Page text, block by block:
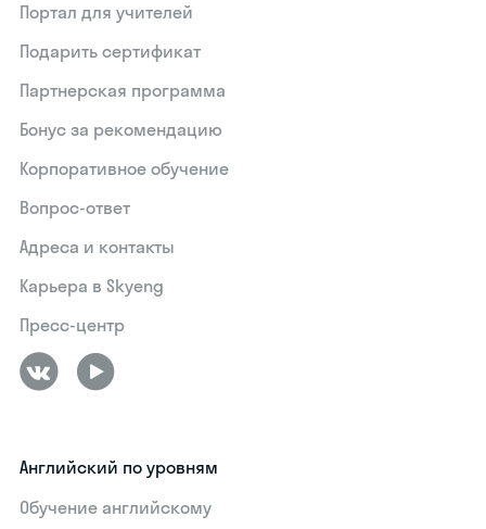
Портал для учителей
Подарить сертификат
Партнерская программа
Бонус за рекомендацию
Корпоративное обучение
Вопрос-ответ
Адреса и контакты
Карьера в Skyeng
Пресс-центр
Английский по уровням
Обучение английскому